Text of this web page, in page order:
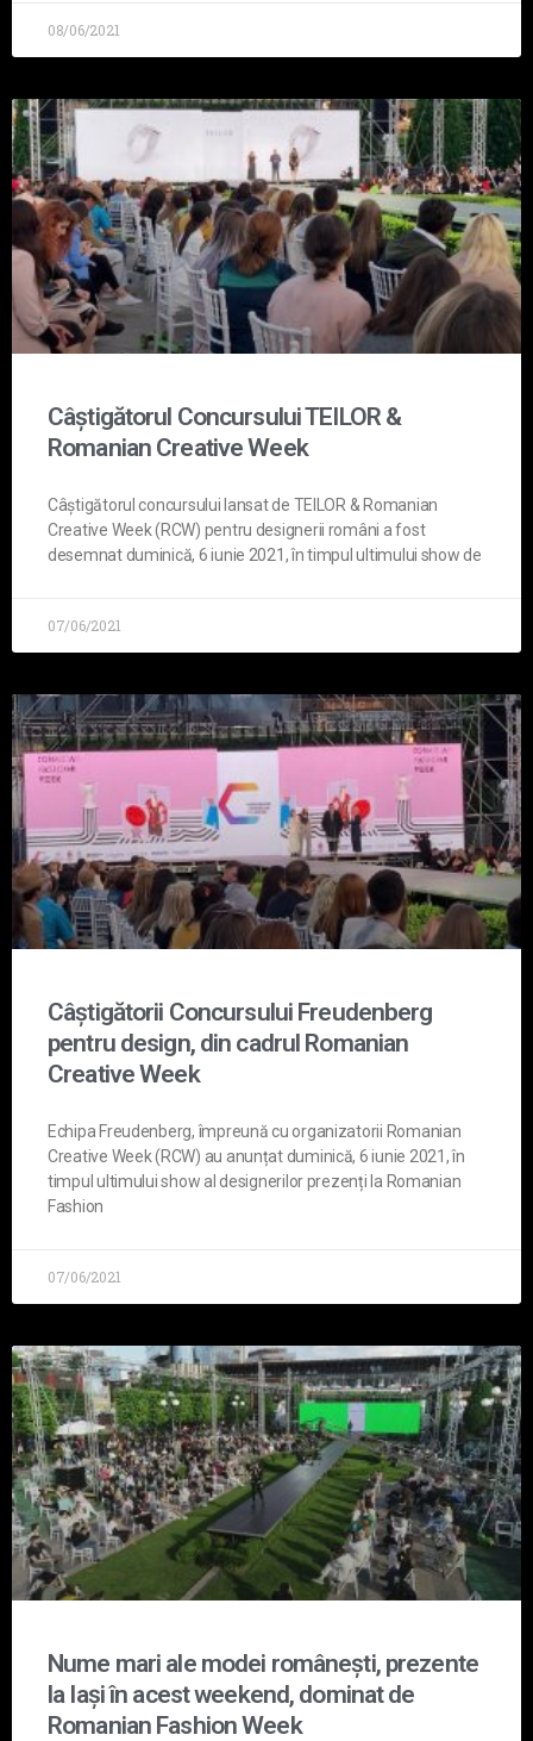
08/06/2021
Câștigătorul Concursului TEILOR &
Romanian Creative Week
Câștigătorul concursului lansat de TEILOR & Romanian
Creative Week (RCW) pentru designerii români a fost
desemnat duminică, 6 iunie 2021, în timpul ultimului show de
07/06/2021
Câștigătorii Concursului Freudenberg
pentru design, din cadrul Romanian
Creative Week
Echipa Freudenberg, împreună cu organizatorii Romanian
Creative Week (RCW) au anunțat duminică, 6 iunie 2021, în
timpul ultimului show al designerilor prezenți la Romanian
Fashion
07/06/2021
Nume mari ale modei românești, prezente
la Iași în acest weekend, dominat de
Romanian Fashion Week